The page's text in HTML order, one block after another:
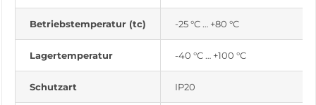
Betriebstemperatur (tc) -25 °C … +80 °C
Lagertemperatur -40 °C … +100 °C
Schutzart IP20